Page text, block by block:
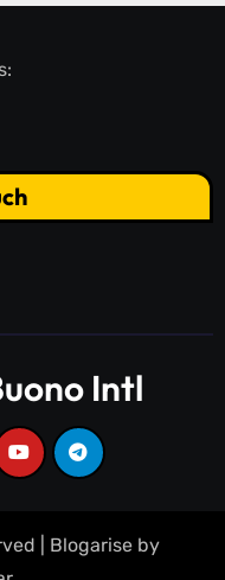
Intl
Blogarise by